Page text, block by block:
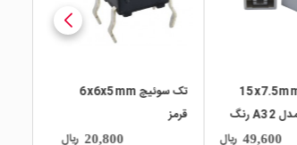
تک سوئیچ 6x6x5mm
20,800 ریال
تک سوئیچ
23,200 ریال